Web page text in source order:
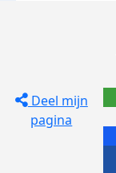
Deel mijn
pagina